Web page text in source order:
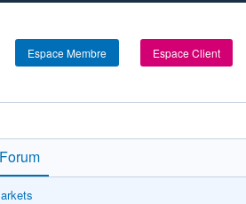
Espace Membre Espace Client
Forum
FRAIS DE COURTAGE SUR PLUS